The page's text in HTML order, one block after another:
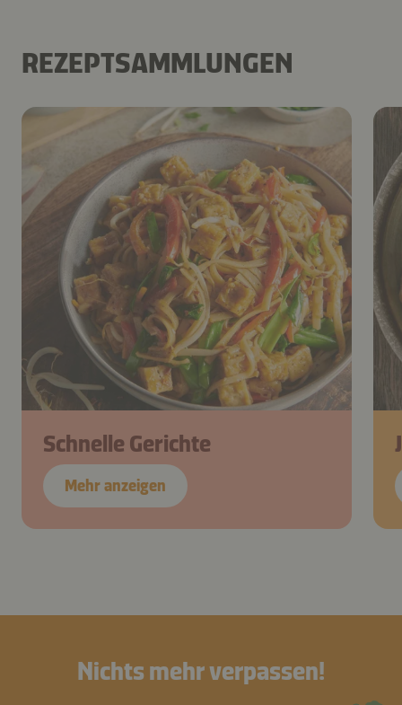
REZEPTSAMMLUNGEN
Schnelle Gerichte
Mehr anzeigen
Nichts mehr verpassen!